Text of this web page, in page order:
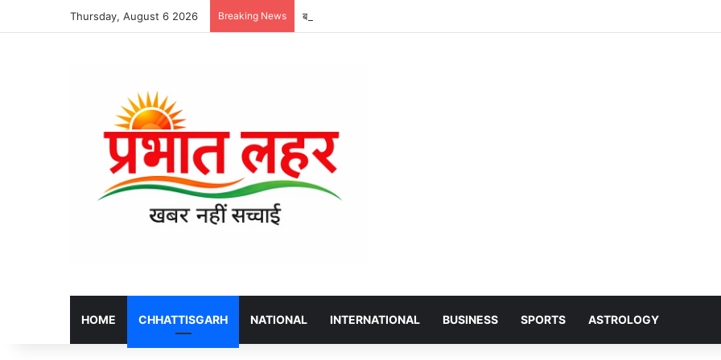
Thursday, August 6 2026 Breaking News बलौदा बाजार की बेटी शिवांशी केसरवानी ने रचा इतिहास, केसरवानी समाज की बनीं पहली कमर्शियल पायलट
HOME CHHATTISGARH NATIONAL INTERNATIONAL BUSINESS SPORTS ASTROLOGY